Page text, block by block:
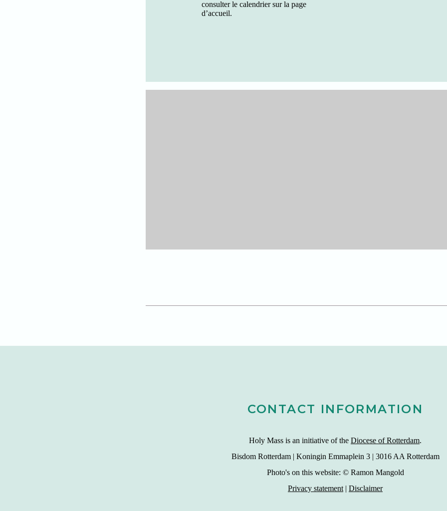
consulter le calendrier sur la page
d’accueil.
CONTACT INFORMATION
Holy Mass is an initiative of the Diocese of Rotterdam.
Bisdom Rotterdam | Koningin Emmaplein 3 | 3016 AA Rotterdam
Photo's on this website: © Ramon Mangold
Privacy statement | Disclaimer